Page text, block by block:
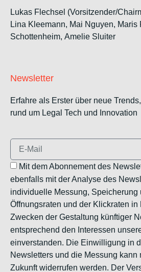
Lukas Flechsel (Vorsitzender/
Lina Kleemann, Mai Nguyen, Maris
Schottenheim, Amelie Sluiter
Newsletter
Erfahre als Erster über neue
rund um Legal Tech und Innovation
Mit dem Abonnement des
ebenfalls mit der Analyse des
individuelle Messung, Speicherung
Öffnungsraten und der Klickraten in
Zwecken der Gestaltung künftiger
entsprechend den Interessen
einverstanden. Die Einwilligung in
Newsletters und die Messung kann
Zukunft widerrufen werden. Der